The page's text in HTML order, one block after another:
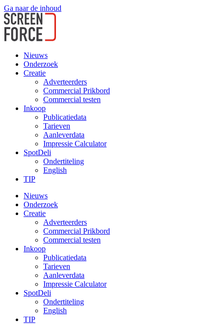
Ga naar de inhoud
Nieuws
Onderzoek
Creatie
Adverteerders
Commercial Prikbord
Commercial testen
Inkoop
Publicatiedata
Tarieven
Aanleverdata
Impressie Calculator
SpotDeli
Ondertiteling
English
TIP
Nieuws
Onderzoek
Creatie
Adverteerders
Commercial Prikbord
Commercial testen
Inkoop
Publicatiedata
Tarieven
Aanleverdata
Impressie Calculator
SpotDeli
Ondertiteling
English
TIP